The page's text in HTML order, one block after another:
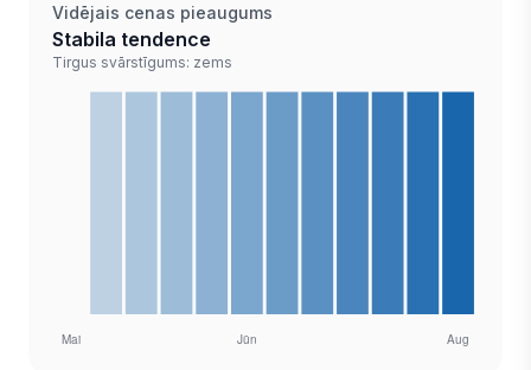
Vidējais cenas pieaugums
Stabila tendence
Tirgus svārstīgums: zems